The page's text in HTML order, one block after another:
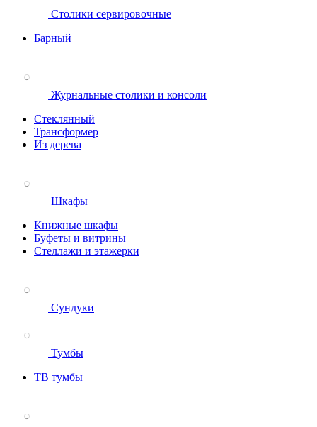
Столики сервировочные
Барный
Журнальные столики и консоли
Стеклянный
Трансформер
Из дерева
Шкафы
Книжные шкафы
Буфеты и витрины
Стеллажи и этажерки
Сундуки
Тумбы
ТВ тумбы